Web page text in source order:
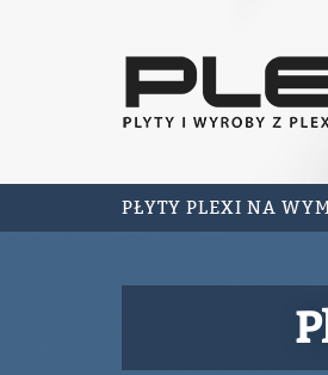
PŁYTY PLEXI NA